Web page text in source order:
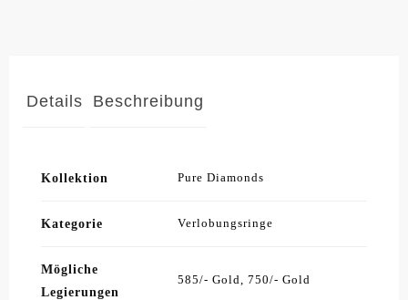
Details Beschreibung
Kollektion Pure Diamonds
Kategorie Verlobungsringe
Mögliche
Legierungen
585/- Gold, 750/- Gold